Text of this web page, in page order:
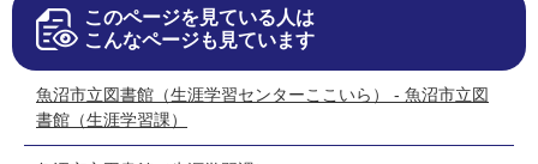
このページを見ている人は
こんなページも見ています
魚沼市立図書館（生涯学習センターここいら） - 魚沼市立図
書館（生涯学習課）